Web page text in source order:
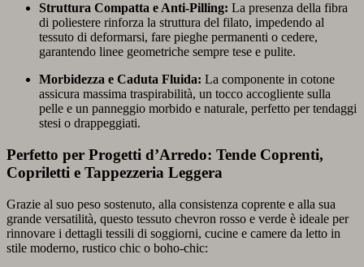
Struttura Compatta e Anti-Pilling: La presenza della fibra
di poliestere rinforza la struttura del filato, impedendo al
tessuto di deformarsi, fare pieghe permanenti o cedere,
garantendo linee geometriche sempre tese e pulite.
Morbidezza e Caduta Fluida: La componente in cotone
assicura massima traspirabilità, un tocco accogliente sulla
pelle e un panneggio morbido e naturale, perfetto per tendaggi
stesi o drappeggiati.
Perfetto per Progetti d’Arredo: Tende Coprenti,
Copriletti e Tappezzeria Leggera
Grazie al suo peso sostenuto, alla consistenza coprente e alla sua
grande versatilità, questo tessuto chevron rosso e verde è ideale per
rinnovare i dettagli tessili di soggiorni, cucine e camere da letto in
stile moderno, rustico chic o boho-chic: